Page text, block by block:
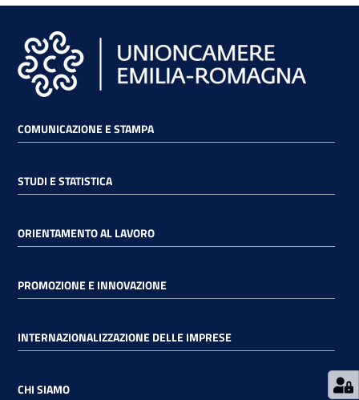
siamo
Seguici
su
COMUNICAZIONE E STAMPA
STUDI E STATISTICA
ORIENTAMENTO AL LAVORO
PROMOZIONE E INNOVAZIONE
INTERNAZIONALIZZAZIONE DELLE IMPRESE
CHI SIAMO